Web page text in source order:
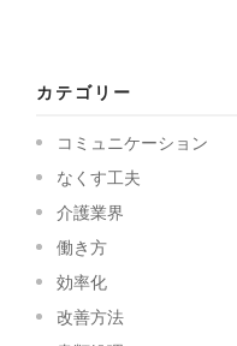
カテゴリー
コミュニケーション
なくす工夫
介護業界
働き方
効率化
改善方法